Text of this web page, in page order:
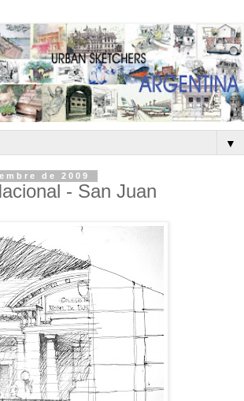
▼
de 2009
- San Juan